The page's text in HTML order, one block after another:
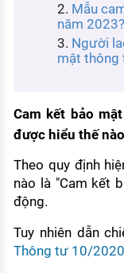
Kỹ năng nghề
HƯỚNG NGHIỆP
Đặc trưng từng
XÂY DỰNG VÀ
NHÂN SỰ
TUYỂN DỤNG
Mẫu
năm 2023?
Người
mật thông
Cam kết bảo
được hiểu thế
Theo quy định
nào là "Cam kết
động.
Tuy nhiên dẫn
Thông tư 10/